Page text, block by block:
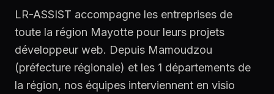
LR-ASSIST accompagne les entreprises de
toute la région Mayotte pour leurs projets
développeur web. Depuis Mamoudzou
(préfecture régionale) et les 1 départements de
la région, nos équipes interviennent en visio